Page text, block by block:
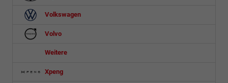
Volkswagen
Volvo
Weitere
Xpeng